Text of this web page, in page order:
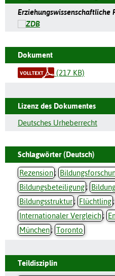
Erziehungswissenschaftliche
Dokument
(217 KB)
Lizenz des Dokumentes
Deutsches Urheberrecht
Schlagwörter (Deutsch)
Rezension;
Bildungsbeteiligung;
Bildungsstruktur; Flüchtling;
Internationaler Vergleich;
München; Toronto
Teildisziplin